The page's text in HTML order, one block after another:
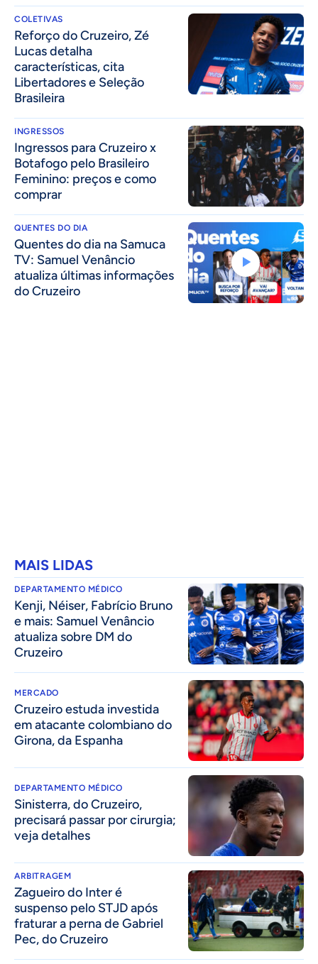
COLETIVAS
⁠Reforço do Cruzeiro, Zé
Lucas detalha
características, cita
Libertadores e Seleção
Brasileira
INGRESSOS
Ingressos para Cruzeiro x
Botafogo pelo Brasileiro
Feminino: preços e como
comprar
QUENTES DO DIA
Quentes do dia na Samuca
TV: Samuel Venâncio
atualiza últimas informações
do Cruzeiro
MAIS LIDAS
DEPARTAMENTO MÉDICO
Kenji, Néiser, Fabrício Bruno
e mais: Samuel Venâncio
atualiza sobre DM do
Cruzeiro
MERCADO
Cruzeiro estuda investida
em atacante colombiano do
Girona, da Espanha
DEPARTAMENTO MÉDICO
Sinisterra, do Cruzeiro,
precisará passar por cirurgia;
veja detalhes
ARBITRAGEM
Zagueiro do Inter é
suspenso pelo STJD após
fraturar a perna de Gabriel
Pec, do Cruzeiro